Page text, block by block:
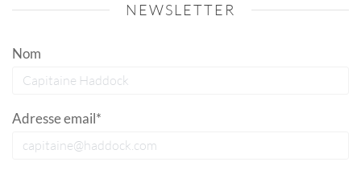
NEWSLETTER
Nom
Adresse email*